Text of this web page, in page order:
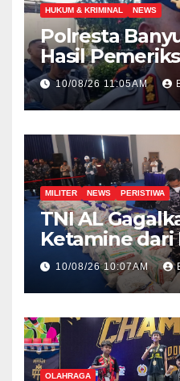
HUKUM & KRIMINAL NEWS
Polresta
Hasil
Kematian
Metro Jaya
10/08/26 11:05AM
MILITER NEWS PERISTIWA
TNI AL
Ketamine dari
MV King Sun
Tanzania
10/08/26 10:07AM
OLAHRAGA